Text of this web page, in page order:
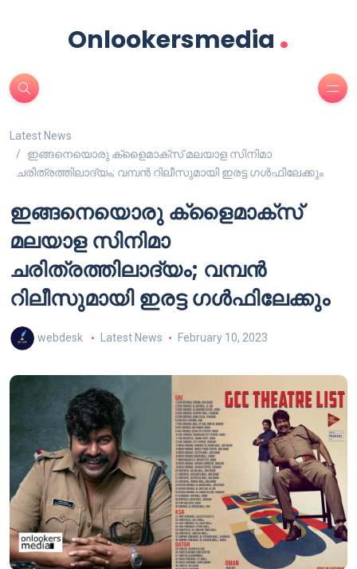
Onlookersmedia .
Latest News
ഇങ്ങനെയൊരു ക്ളൈമാക്സ് മലയാള സിനിമാ
ചരിത്രത്തിലാദ്യം; വമ്പൻ റിലീസുമായി ഇരട്ട ഗൾഫിലേക്കും
ഇങ്ങനെയൊരു ക്ളൈമാക്സ്
മലയാള സിനിമാ
ചരിത്രത്തിലാദ്യം; വമ്പൻ
റിലീസുമായി ഇരട്ട ഗൾഫിലേക്കും
webdesk Latest News February 10, 2023